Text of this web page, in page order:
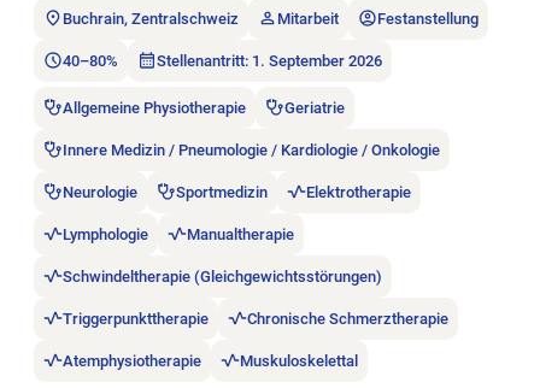
Buchrain, Zentralschweiz Mitarbeit Festanstellung
40–80% Stellenantritt: 1. September 2026
Allgemeine Physiotherapie Geriatrie
Innere Medizin / Pneumologie / Kardiologie / Onkologie
Neurologie Sportmedizin Elektrotherapie
Lymphologie Manualtherapie
Schwindeltherapie (Gleichgewichtsstörungen)
Triggerpunkttherapie Chronische Schmerztherapie
Atemphysiotherapie Muskuloskelettal